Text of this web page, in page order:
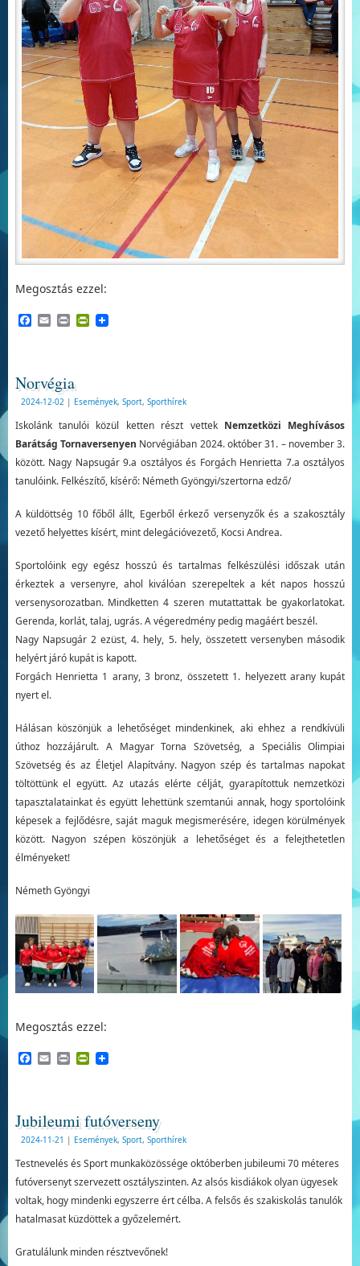
Megosztás ezzel:
Facebook
EmailPrintPrintFriendly
Norvégia
2024-12-02 | Események, Sport, Sporthírek
Iskolánk tanulói közül ketten részt vettek Nemzetközi Meghívásos
Barátság Tornaversenyen Norvégiában 2024. október 31. – november 3.
között. Nagy Napsugár 9.a osztályos és Forgách Henrietta 7.a osztályos
tanulóink. Felkészítő, kísérő: Németh Gyöngyi/szertorna edző/
A küldöttség 10 főből állt, Egerből érkező versenyzők és a szakosztály
vezető helyettes kísért, mint delegációvezető, Kocsi Andrea.
Sportolóink egy egész hosszú és tartalmas felkészülési időszak után
érkeztek a versenyre, ahol kiválóan szerepeltek a két napos hosszú
versenysorozatban. Mindketten 4 szeren mutattattak be gyakorlatokat.
Gerenda, korlát, talaj, ugrás. A végeredmény pedig magáért beszél.
Nagy Napsugár 2 ezüst, 4. hely, 5. hely, összetett versenyben második
helyért járó kupát is kapott.
Forgách Henrietta 1 arany, 3 bronz, összetett 1. helyezett arany kupát
nyert el.
Hálásan köszönjük a lehetőséget mindenkinek, aki ehhez a rendkívüli
úthoz hozzájárult. A Magyar Torna Szövetség, a Speciális Olimpiai
Szövetség és az Életjel Alapítvány. Nagyon szép és tartalmas napokat
töltöttünk el együtt. Az utazás elérte célját, gyarapítottuk nemzetközi
tapasztalatainkat és együtt lehettünk szemtanúi annak, hogy sportolóink
képesek a fejlődésre, saját maguk megismerésére, idegen körülmények
között. Nagyon szépen köszönjük a lehetőséget és a felejthetetlen
élményeket!
Németh Gyöngyi
Megosztás ezzel:
Facebook
EmailPrintPrintFriendly
Jubileumi futóverseny
2024-11-21 | Események, Sport, Sporthírek
Testnevelés és Sport munkaközössége októberben jubileumi 70 méteres
futóversenyt szervezett osztályszinten. Az alsós kisdiákok olyan ügyesek
voltak, hogy mindenki egyszerre ért célba. A felsős és szakiskolás tanulók
hatalmasat küzdöttek a győzelemért.
Gratulálunk minden résztvevőnek!